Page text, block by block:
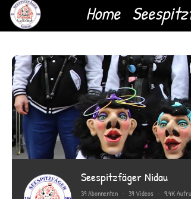
Home
Seespitzfäger Nidau
39 Abonnenten • 39 Videos • 9.4K